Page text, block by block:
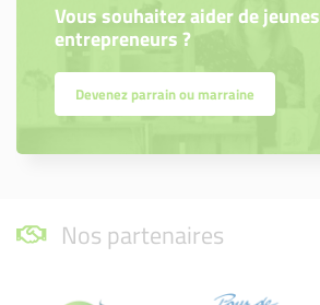
Vous souhaitez aider de jeunes
entrepreneurs ?
Devenez parrain ou marraine
Nos partenaires